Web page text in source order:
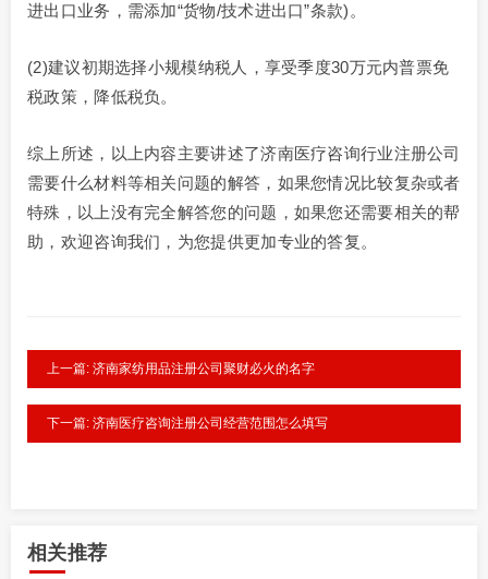
进出口业务，需添加“货物/技术进出口”条款)。
(2)建议初期选择小规模纳税人，享受季度30万元内普票免
税政策，降低税负。
综上所述，以上内容主要讲述了济南医疗咨询行业注册公司
需要什么材料等相关问题的解答，如果您情况比较复杂或者
特殊，以上没有完全解答您的问题，如果您还需要相关的帮
助，欢迎咨询我们，为您提供更加专业的答复。
上一篇: 济南家纺用品注册公司聚财必火的名字
下一篇: 济南医疗咨询注册公司经营范围怎么填写
相关推荐